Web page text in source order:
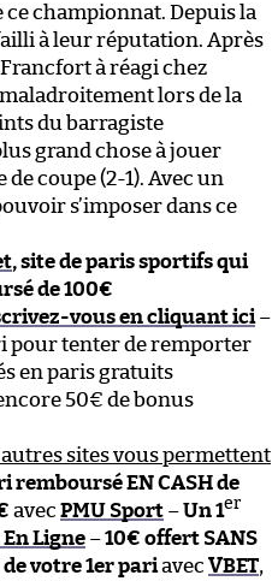
championnat. Depuis la
à leur réputation. Après
à réagi chez
lors de la
du barragiste
grand chose à jouer
coupe (2-1). Avec un
s’imposer dans ce
, site de paris sportifs qui
de 100€
vous en cliquant ici–
pour tenter de remporter
en paris gratuits
50€ de bonus
autres sites vous permettent
remboursé EN CASH de
avec PMU Sport –Un 1er
Ligne –10€ offert SANS
de votre 1er pariavec VBET,